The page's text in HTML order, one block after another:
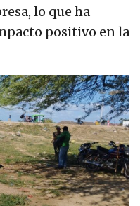
lo que ha
positivo en la